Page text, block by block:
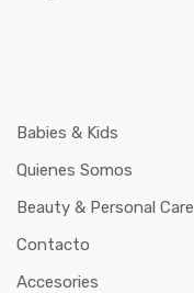
Babies & Kids
Quienes Somos
Beauty & Personal Care
Contacto
Accesories